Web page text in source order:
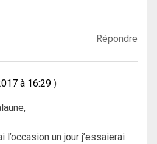
Répondre
à 16:29
l’occasion un jour j’essaierai